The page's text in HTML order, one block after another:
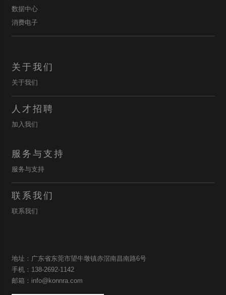
数据中心
消费电子
关于我们
关于我们
人才招聘
加入我们
服务与支持
服务与支持
联系我们
联系我们
地址：广东省东莞市望牛墩镇赤滘南昌南路6号
手机：138-2692-1142
邮箱：info@konnra.com